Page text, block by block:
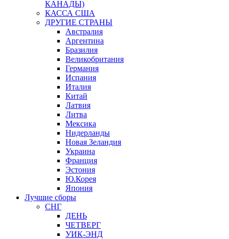
КАНАДЫ)
КАССА США
ДРУГИЕ СТРАНЫ
Австралия
Аргентина
Бразилия
Великобритания
Германия
Испания
Италия
Китай
Латвия
Литва
Мексика
Нидерланды
Новая Зеландия
Украина
Франция
Эстония
Ю.Корея
Япония
Лучшие сборы
СНГ
ДЕНЬ
ЧЕТВЕРГ
УИК-ЭНД